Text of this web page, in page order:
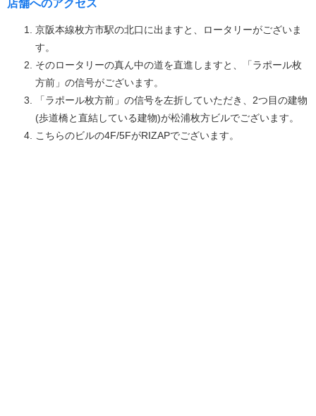
店舗へのアクセス
京阪本線枚方市駅の北口に出ますと、ロータリーがございま
す。
そのロータリーの真ん中の道を直進しますと、「ラポール枚
方前」の信号がございます。
「ラポール枚方前」の信号を左折していただき、2つ目の建物
(歩道橋と直結している建物)が松浦枚方ビルでございます。
こちらのビルの4F/5FがRIZAPでございます。